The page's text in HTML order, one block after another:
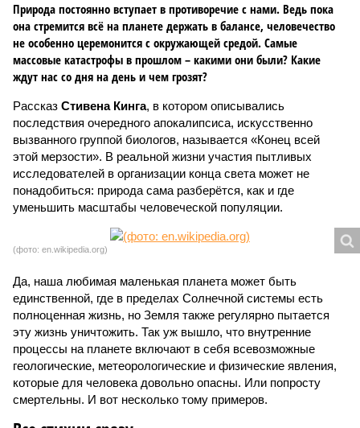
Природа постоянно вступает в противоречие с нами. Ведь пока
она стремится всё на планете держать в балансе, человечество
не особенно церемонится с окружающей средой. Самые
массовые катастрофы в прошлом – какими они были? Какие
ждут нас со дня на день и чем грозят?
Рассказ Стивена Кинга, в котором описывались
последствия очередного апокалипсиса, искусственно
вызванного группой биологов, называется «Конец всей
этой мерзости». В реальной жизни участия пытливых
исследователей в организации конца света может не
понадобиться: природа сама разберётся, как и где
уменьшить масштабы человеческой популяции.
(фото: en.wikipedia.org)
Да, наша любимая маленькая планета может быть
единственной, где в пределах Солнечной системы есть
полноценная жизнь, но Земля также регулярно пытается
эту жизнь уничтожить. Так уж вышло, что внутренние
процессы на планете включают в себя всевозможные
геологические, метеорологические и физические явления,
которые для человека довольно опасны. Или попросту
смертельны. И вот несколько тому примеров.